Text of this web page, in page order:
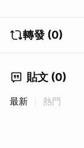
轉發 (0)
貼文 (0)
最新 熱門